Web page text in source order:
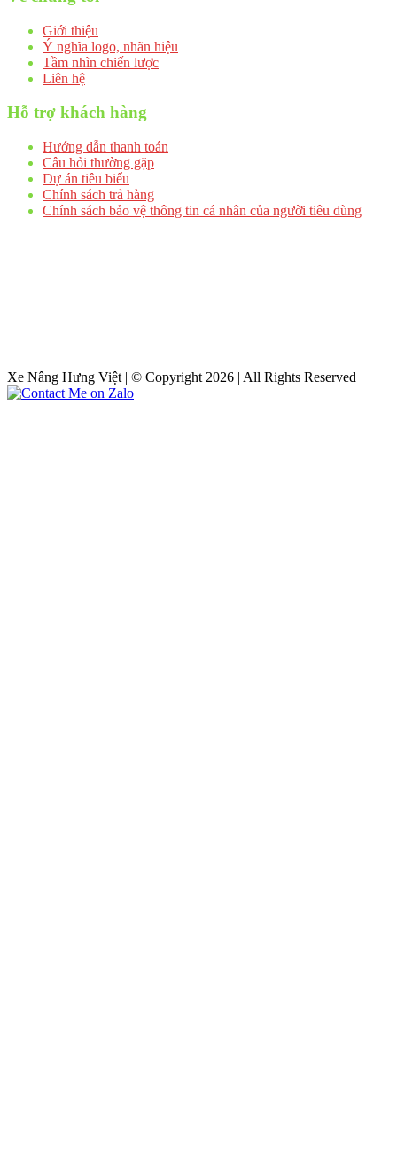
Giới thiệu
Ý nghĩa logo, nhãn hiệu
Tầm nhìn chiến lược
Liên hệ
Hỗ trợ khách hàng
Hướng dẫn thanh toán
Câu hỏi thường gặp
Dự án tiêu biểu
Chính sách trả hàng
Chính sách bảo vệ thông tin cá nhân của người tiêu dùng
Xe Nâng Hưng Việt | © Copyright 2026 | All Rights Reserved